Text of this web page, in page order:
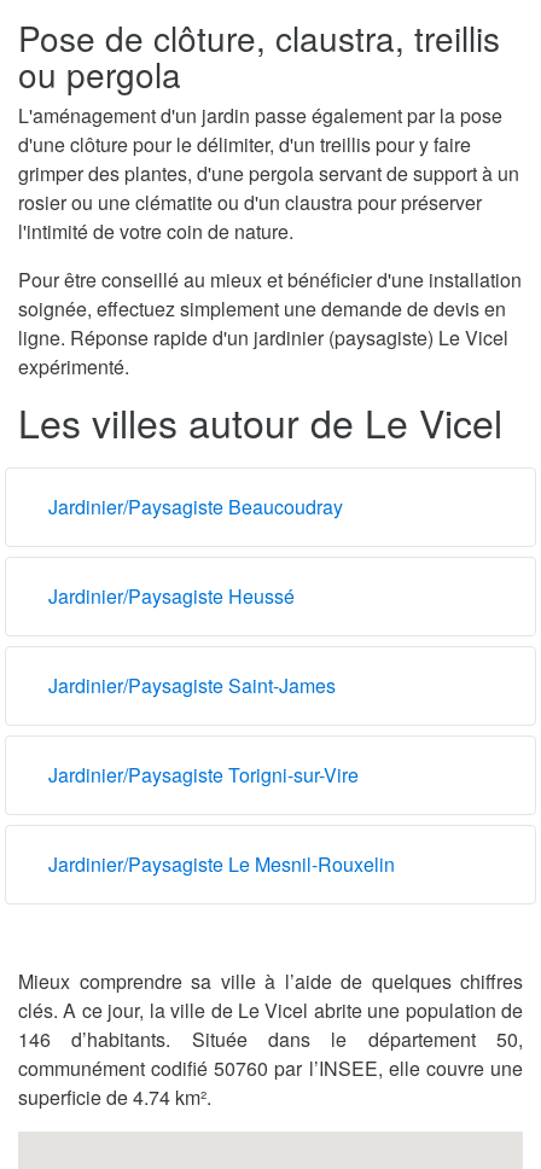
Pose de clôture, claustra, treillis
ou pergola
L'aménagement d'un jardin passe également par la pose
d'une clôture pour le délimiter, d'un treillis pour y faire
grimper des plantes, d'une pergola servant de support à un
rosier ou une clématite ou d'un claustra pour préserver
l'intimité de votre coin de nature.
Pour être conseillé au mieux et bénéficier d'une installation
soignée, effectuez simplement une demande de devis en
ligne. Réponse rapide d'un jardinier (paysagiste) Le Vicel
expérimenté.
Les villes autour de Le Vicel
Jardinier/Paysagiste Beaucoudray
Jardinier/Paysagiste Heussé
Jardinier/Paysagiste Saint-James
Jardinier/Paysagiste Torigni-sur-Vire
Jardinier/Paysagiste Le Mesnil-Rouxelin
Mieux comprendre sa ville à l’aide de quelques chiffres
clés. A ce jour, la ville de Le Vicel abrite une population de
146 d’habitants. Située dans le département 50,
communément codifié 50760 par l’INSEE, elle couvre une
superficie de 4.74 km².